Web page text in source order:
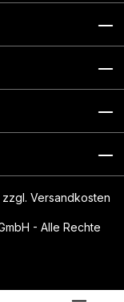
Versandkosten
- Alle Rechte